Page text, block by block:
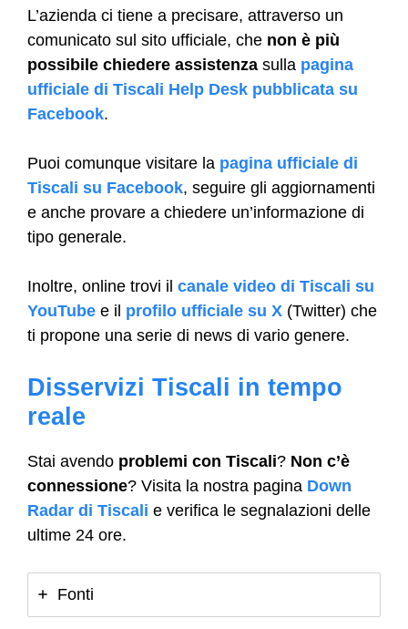
L’azienda ci tiene a precisare, attraverso un
comunicato sul sito ufficiale, che non è più
possibile chiedere assistenza sulla pagina
ufficiale di Tiscali Help Desk pubblicata su
Facebook.
Puoi comunque visitare la pagina ufficiale di
Tiscali su Facebook, seguire gli aggiornamenti
e anche provare a chiedere un’informazione di
tipo generale.
Inoltre, online trovi il canale video di Tiscali su
YouTube e il profilo ufficiale su X (Twitter) che
ti propone una serie di news di vario genere.
Disservizi Tiscali in tempo
reale
Stai avendo problemi con Tiscali? Non c’è
connessione? Visita la nostra pagina Down
Radar di Tiscali e verifica le segnalazioni delle
ultime 24 ore.
Fonti